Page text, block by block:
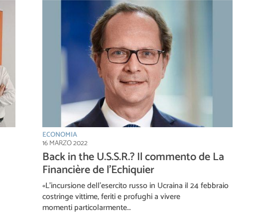
ECONOMIA
16 MARZO 2022
Back in the U.S.S.R.? Il commento de La
Financière de l’Echiquier
«L’incursione dell’esercito russo in Ucraina il 24 febbraio
costringe vittime, feriti e profughi a vivere
momenti particolarmente…